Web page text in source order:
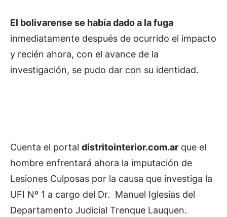
El bolivarense se había dado a la fuga
inmediatamente después de ocurrido el impacto
y recién ahora, con el avance de la
investigación, se pudo dar con su identidad.
Cuenta el portal distritointerior.com.ar que el
hombre enfrentará ahora la imputación de
Lesiones Culposas por la causa que investiga la
UFI Nº 1 a cargo del Dr. Manuel Iglesias del
Departamento Judicial Trenque Lauquen.